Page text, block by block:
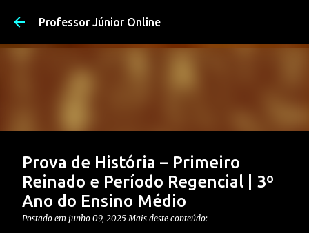
Professor Júnior Online
Prova de História – Primeiro
Reinado e Período Regencial | 3º
Ano do Ensino Médio
Postado em junho 09, 2025Mais deste conteúdo: